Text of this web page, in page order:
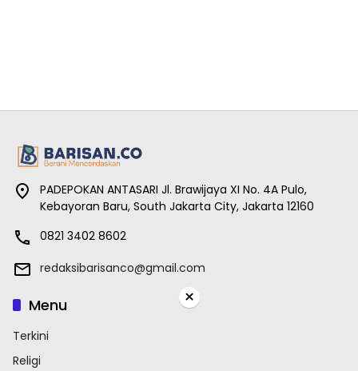
PADEPOKAN ANTASARI Jl. Brawijaya XI No. 4A Pulo,
Kebayoran Baru, South Jakarta City, Jakarta 12160
0821 3402 8602
redaksibarisanco@gmail.com
Menu
Terkini
Religi
×